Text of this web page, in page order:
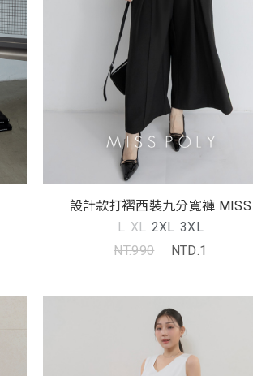
設計款打褶西裝九分寬褲 MISS
L XL 2XL 3XL
NT.990
NTD.1